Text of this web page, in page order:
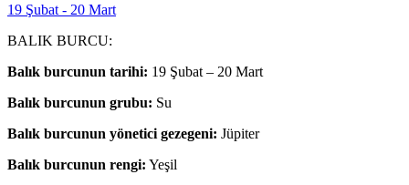
19 Şubat - 20 Mart
BALIK BURCU:
Balık burcunun tarihi: 19 Şubat – 20 Mart
Balık burcunun grubu: Su
Balık burcunun yönetici gezegeni: Jüpiter
Balık burcunun rengi: Yeşil